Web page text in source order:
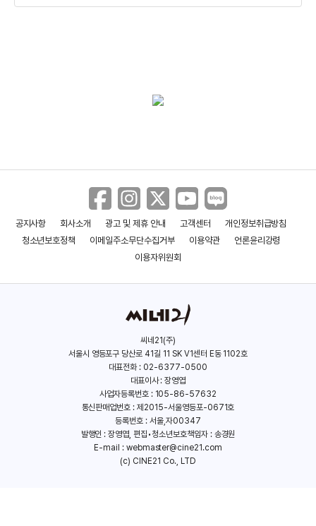
＜검객＞ ‘그 검이 알고싶다’ 영상
공지사항 회사소개 광고 및 제휴 안내 고객센터
개인정보취급방침
청소년보호정책
이메일주소무단수집거부 이용약관
언론윤리강령
이용자위원회
씨네21(주)
서울시 영등포구 당산로 41길 11 SK V1센터 E동 1102호
대표전화 : 02-6377-0500
대표이사 : 장영엽
사업자등록번호 : 105-86-57632
통신판매업번호 : 제2015-서울영등포-0671호
등록번호 : 서울,자00347
발행인 : 장영엽, 편집•청소년보호책임자 : 송경원
E-mail : webmaster@cine21.com
(c) CINE21 Co., LTD